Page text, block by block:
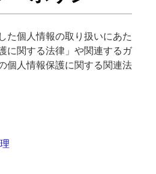
た個人情報の取り扱いにあた
に関する法律」や関連するガ
個人情報保護に関する関連法